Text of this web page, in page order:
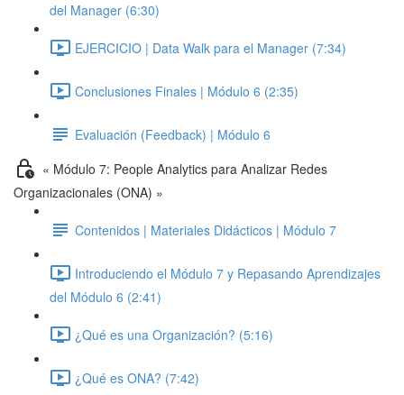
del Manager (6:30)
EJERCICIO | Data Walk para el Manager (7:34)
Conclusiones Finales | Módulo 6 (2:35)
Evaluación (Feedback) | Módulo 6
« Módulo 7: People Analytics para Analizar Redes
Organizacionales (ONA) »
Contenidos | Materiales Didácticos | Módulo 7
Introduciendo el Módulo 7 y Repasando Aprendizajes
del Módulo 6 (2:41)
¿Qué es una Organización? (5:16)
¿Qué es ONA? (7:42)